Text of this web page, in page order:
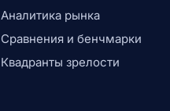
Аналитика рынка
Сравнения и бенчмарки
Квадранты зрелости